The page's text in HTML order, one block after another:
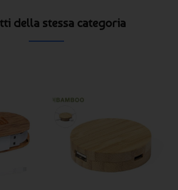
della stessa categoria